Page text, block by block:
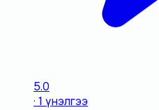
5.0
· 1 үнэлгээ